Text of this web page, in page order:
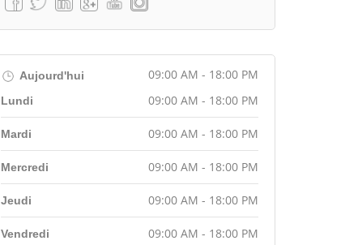
Aujourd'hui 09:00 AM - 18:00 PM
Lundi 09:00 AM - 18:00 PM
Mardi 09:00 AM - 18:00 PM
Mercredi 09:00 AM - 18:00 PM
Jeudi 09:00 AM - 18:00 PM
Vendredi 09:00 AM - 18:00 PM